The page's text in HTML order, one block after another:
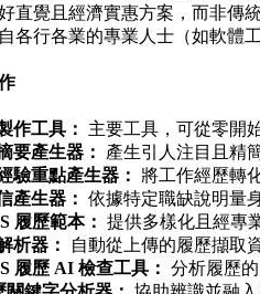
直覺且經濟實惠方案，而非傳
各行各業的專業人士（如軟體
作工具：
主要工具，可從零開
要產生器：
產生引人注目且精
驗重點產生器：
將工作經歷轉
產生器： 依據特定職缺說明量
履歷範本： 提供多樣化且經專
析器：
自動從上傳的履歷擷取
履歷 AI 檢查工具： 分析履歷的